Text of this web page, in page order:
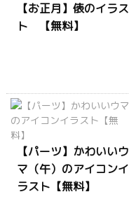
【お正月】俵のイラス
ト 【無料】
【パーツ】かわいいウ
マ（午）のアイコンイ
ラスト【無料】